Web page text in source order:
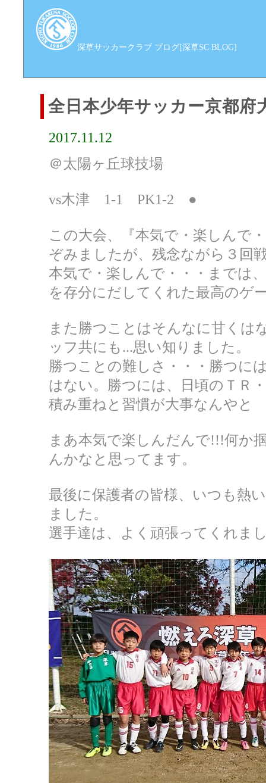
深草サッカークラブ ブログ[深草SC BLOG]
全日本少年サッカー京都
2017.11.12
＠太陽ヶ丘球技場
vs木津 1-1 PK1-2 ●
この大会、『本気で・楽しんで
ぞみましたが、残念ながら３回
本気で・楽しんで・・・までは
を存分にだしてくれた最高のゲ
また勝つことはそんなに甘くは
ッフ共にも...思い知りました。
勝つことの難しさ・・・勝つに
はない。勝つには、日頃のＴＲ
積み重ねと習慣が大事なんやと
まあ本気で楽しんだんで!!!何か
んかなと思ってます。
最後に保護者の皆様、いつも熱
ました。
選手達は、よく頑張ってくれま